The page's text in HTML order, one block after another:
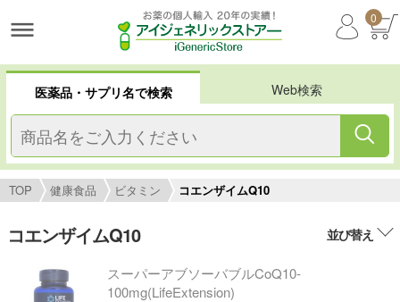
0
医薬品・サプリ名で検索 Web検索
TOP 健康食品 ビタミン コエンザイムQ10
コエンザイムQ10 並び替え
スーパーアブソーバブルCoQ10-
100mg(LifeExtension)